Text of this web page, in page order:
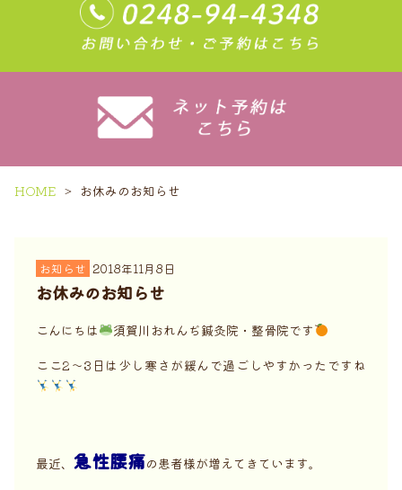
HOME お休みのお知らせ
お知らせ 2018年11月8日
お休みのお知らせ
こんにちは
須賀川おれんぢ鍼灸院・整骨院です
ここ2～3日は少し寒さが緩んで過ごしやすかったですね
最近、 急性腰痛の患者様が増えてきています。